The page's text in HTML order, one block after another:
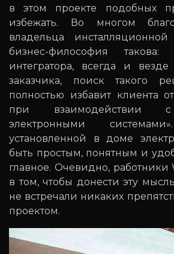
в этом проекте подобных
избежать. Во многом
владельца
бизнес-философия такова:
интегратора, всегда и
заказчика, поиск такого
полностью избавит клиента
при взаимодействии
электронными
установленной в доме
быть простым, понятным и
главное. Очевидно, работники
в том, чтобы донести эту
не встречали никаких
проектом.